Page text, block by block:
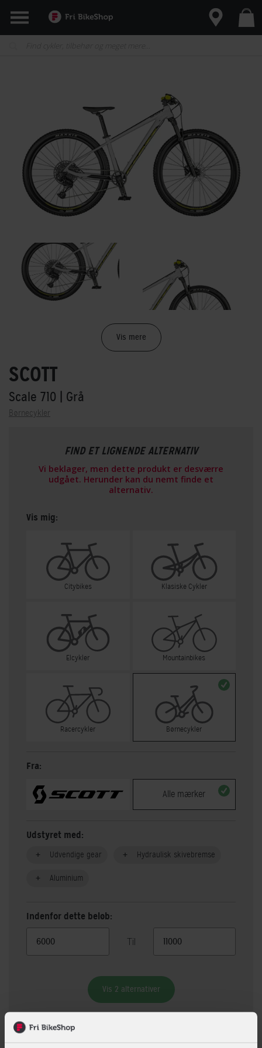
Vis mere
SCOTT
Scale 710 | Grå
Børnecykler
FIND ET LIGNENDE ALTERNATIV
Vi beklager, men dette produkt er desværre
udgået. Herunder kan du nemt finde et
alternativ.
Vis mig:
Citybikes Klasiske Cykler
Elcykler Mountainbikes
Racercykler Børnecykler
Fra:
Alle mærker
Udstyret med:
Udvendige gear Hydraulisk skivebremse
Aluminium
Indenfor dette beløb:
Til
Vis 2 alternativer
Beskrivelse